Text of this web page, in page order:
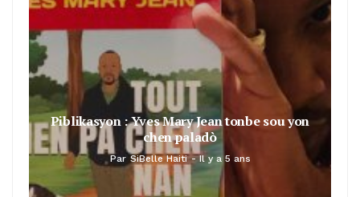
Piblikasyon : Yves Mary Jean tonbe sou yon
chen paladò
Par SiBelle Haiti Il y a 5 ans